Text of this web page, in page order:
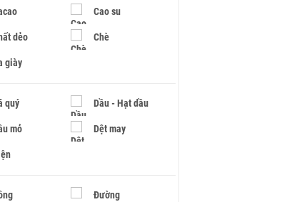
Cao su
dẻo Chè
giày
quý Dầu - Hạt dầu
mỏ Dệt may
Đường